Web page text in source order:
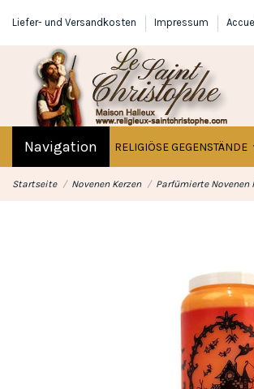
Liefer- und Versandkosten Impressum
Navigation RELIGIÖSE GEGENSTÄNDE
Startseite Novenen Kerzen Parfümierte Novenen